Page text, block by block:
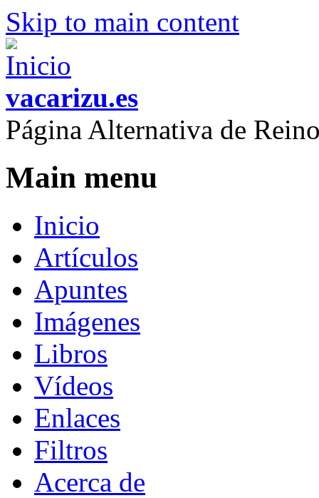
Skip to main content
vacarizu.es
Página Alternativa de
Main menu
Inicio
Artículos
Apuntes
Imágenes
Libros
Vídeos
Enlaces
Filtros
Acerca de